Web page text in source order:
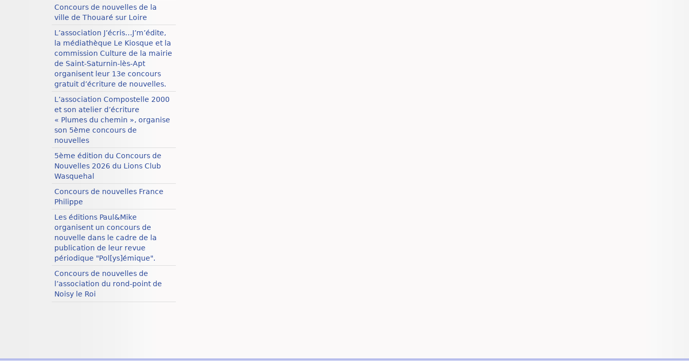
Concours de nouvelles de la
ville de Thouaré sur Loire
L’association J’écris…J’m’édite,
la médiathèque Le Kiosque et la
commission Culture de la mairie
de Saint-Saturnin-lès-Apt
organisent leur 13e concours
gratuit d’écriture de nouvelles.
L’association Compostelle 2000
et son atelier d’écriture
« Plumes du chemin », organise
son 5ème concours de
nouvelles
5ème édition du Concours de
Nouvelles 2026 du Lions Club
Wasquehal
Concours de nouvelles France
Philippe
Les éditions Paul&Mike
organisent un concours de
nouvelle dans le cadre de la
publication de leur revue
périodique "Pol[ys]émique".
Concours de nouvelles de
l’association du rond-point de
Noisy le Roi